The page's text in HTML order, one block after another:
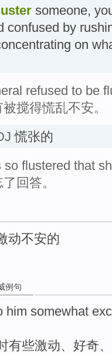
someone,
confused by
on
refused to be
搅得慌乱不安。
慌张的
so flustered that
回答。
动不安的
例句
him somewhat
有些激动、 好奇、